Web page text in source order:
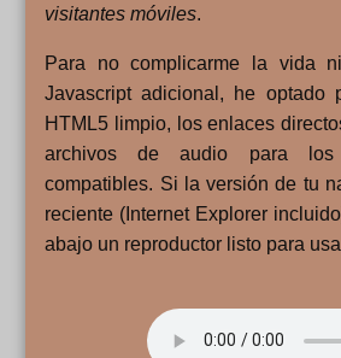
visitantes móviles.
Para no complicarme la vida
Javascript adicional, he optado
HTML5 limpio, los enlaces
archivos de audio para los
compatibles. Si la versión de tu
reciente (Internet Explorer
abajo un reproductor listo para